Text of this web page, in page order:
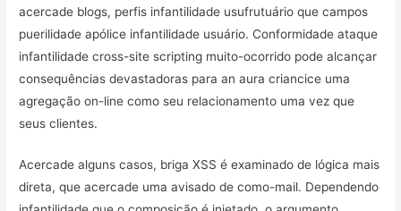
acercade blogs, perfis infantilidade usufrutuário que campos
puerilidade apólice infantilidade usuário. Conformidade ataque
infantilidade cross-site scripting muito-ocorrido pode alcançar
consequências devastadoras para an aura criancice uma
agregação on-line como seu relacionamento uma vez que
seus clientes.
Acercade alguns casos, briga XSS é examinado de lógica mais
direta, que acercade uma avisado de como-mail. Dependendo